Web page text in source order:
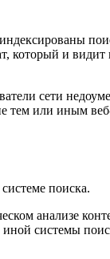
и видит
сети
тем или иным
поиска.
анализе
иной системы